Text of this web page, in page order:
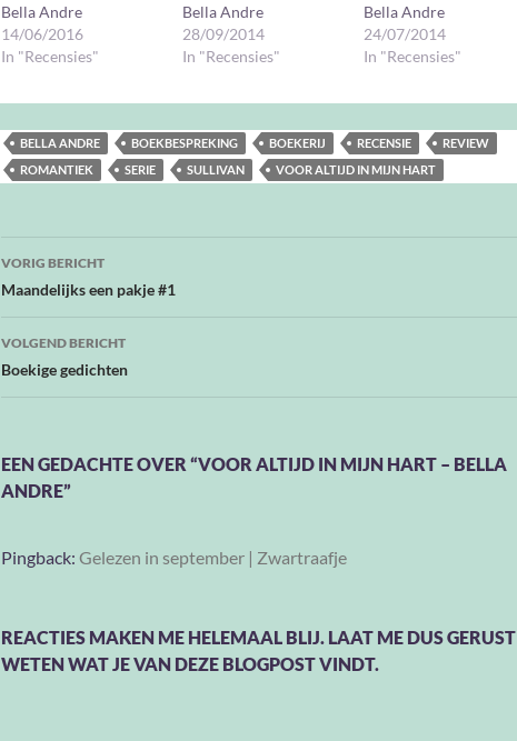
Bella Andre
14/06/2016
In "Recensies"
Bella Andre
28/09/2014
In "Recensies"
Bella Andre
24/07/2014
In "Recensies"
BELLA ANDRE BOEKBESPREKING BOEKERIJ RECENSIE
REVIEW
ROMANTIEK
SERIE SULLIVAN VOOR ALTIJD IN MIJN HART
Bericht
navigatie
VORIG BERICHT
Maandelijks een pakje #1
VOLGEND BERICHT
Boekige gedichten
EEN GEDACHTE OVER “VOOR ALTIJD IN MIJN HART – BELLA
ANDRE”
Pingback: Gelezen in september | Zwartraafje
REACTIES MAKEN ME HELEMAAL BLIJ. LAAT ME DUS GERUST
WETEN WAT JE VAN DEZE BLOGPOST VINDT.